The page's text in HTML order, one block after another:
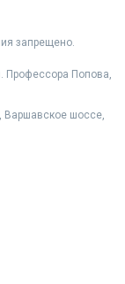
запрещено.
Профессора Попова,
Варшавское шоссе,